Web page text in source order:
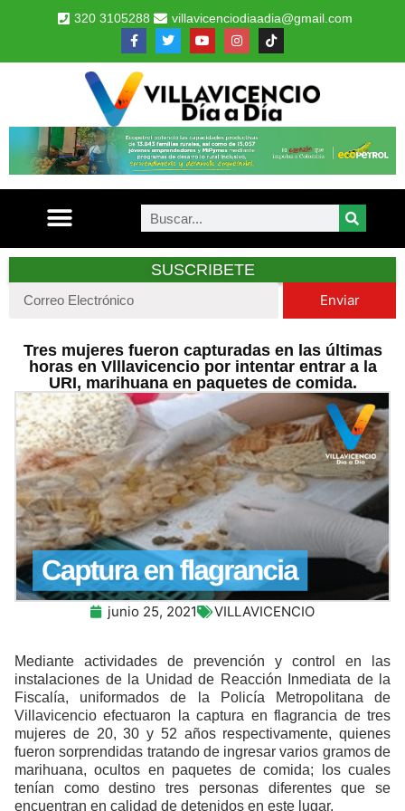
320 3105288 villavicenciodiaadia@gmail.com
SUSCRIBETE
Enviar
Tres mujeres fueron capturadas en las últimas
horas en Vlllavicencio por intentar entrar a la
URI, marihuana en paquetes de comida.
junio 25, 2021 VILLAVICENCIO
Mediante actividades de prevención y control en las
instalaciones de la Unidad de Reacción Inmediata de la
Fiscalía, uniformados de la Policía Metropolitana de
Villavicencio efectuaron la captura en flagrancia de tres
mujeres de 20, 30 y 52 años respectivamente, quienes
fueron sorprendidas tratando de ingresar varios gramos de
marihuana, ocultos en paquetes de comida; los cuales
tenían como destino tres personas diferentes que se
encuentran en calidad de detenidos en este lugar.